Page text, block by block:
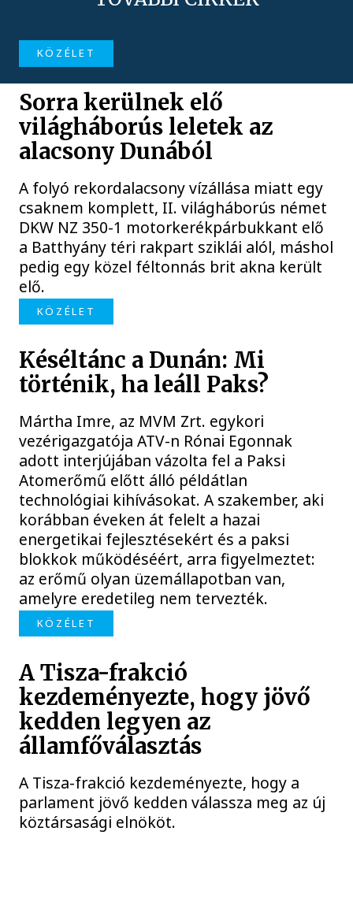
KÖZÉLET
Sorra kerülnek elő
világháborús leletek az
alacsony Dunából
A folyó rekordalacsony vízállása miatt egy
csaknem komplett, II. világháborús német
DKW NZ 350-1 motorkerékpárbukkant elő
a Batthyány téri rakpart sziklái alól, máshol
pedig egy közel féltonnás brit akna került
elő.
KÖZÉLET
Késéltánc a Dunán: Mi
történik, ha leáll Paks?
Mártha Imre, az MVM Zrt. egykori
vezérigazgatója ATV-n Rónai Egonnak
adott interjújában vázolta fel a Paksi
Atomerőmű előtt álló példátlan
technológiai kihívásokat. A szakember, aki
korábban éveken át felelt a hazai
energetikai fejlesztésekért és a paksi
blokkok működéséért, arra figyelmeztet:
az erőmű olyan üzemállapotban van,
amelyre eredetileg nem tervezték.
KÖZÉLET
A Tisza-frakció
kezdeményezte, hogy jövő
kedden legyen az
államfőválasztás
A Tisza-frakció kezdeményezte, hogy a
parlament jövő kedden válassza meg az új
köztársasági elnököt.